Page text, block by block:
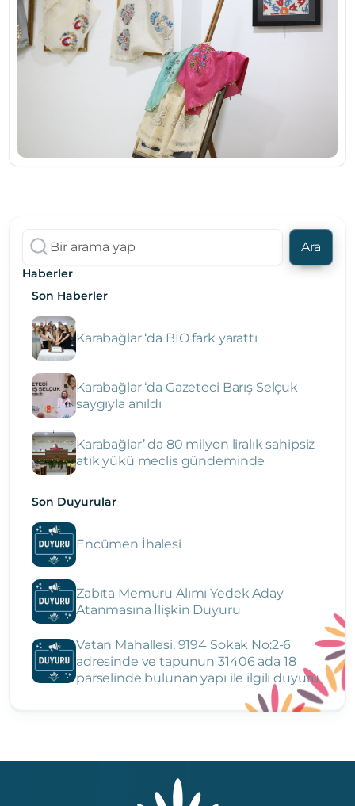
Ara
Haberler
Son Haberler
Karabağlar ‘da BİO fark yarattı
Karabağlar ‘da Gazeteci Barış Selçuk
saygıyla anıldı
Karabağlar’ da 80 milyon liralık sahipsiz
atık yükü meclis gündeminde
Son Duyurular
Encümen İhalesi
Zabıta Memuru Alımı Yedek Aday
Atanmasına İlişkin Duyuru
Vatan Mahallesi, 9194 Sokak No:2-6
adresinde ve tapunun 31406 ada 18
parselinde bulunan yapı ile ilgili duyuru